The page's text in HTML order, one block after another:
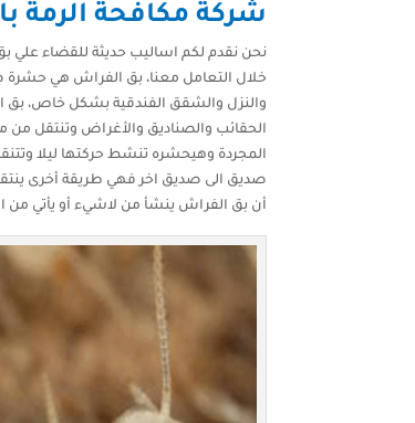
شركة مكافحة الرمة
نحن نقدم لكم اساليب حديثة للقضاء علي
خلال التعامل معنا، بق الفراش هي حشرة
والنزل والشقق الفندقية بشكل خاص،
الحقائب والصناديق والأغراض وتنتقل من
المجردة وهيحشره تنشط حركتها ليلا
صديق الى صديق اخر فهي طريقة أخرى
أن بق الفراش ينشأ من لاشيء أو يأتي من